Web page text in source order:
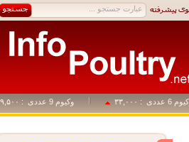
: ۳۳,۰۰۰ وکیوم 9 عددی : ۴۹,۵۰۰